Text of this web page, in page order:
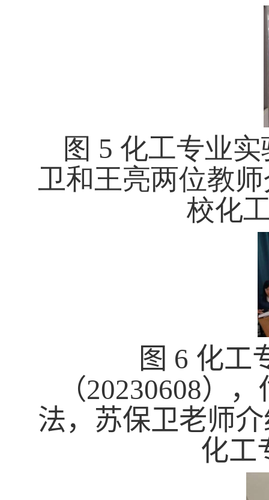
图 5 化工专业
卫和王亮两位教
校化
图 6 化工
（20230608）
法，苏保卫老师
化工